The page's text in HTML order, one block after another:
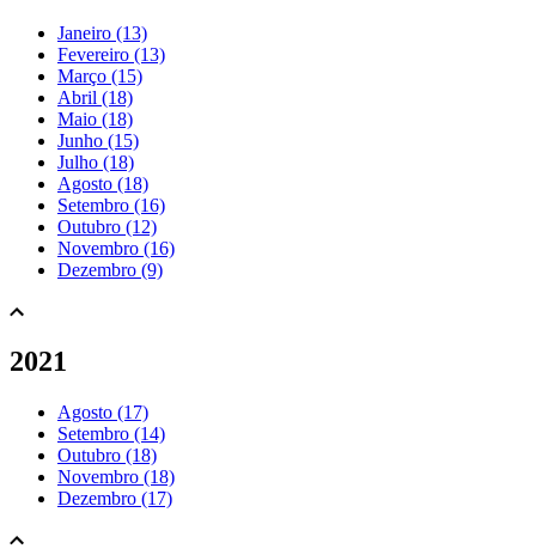
Janeiro (13)
Fevereiro (13)
Março (15)
Abril (18)
Maio (18)
Junho (15)
Julho (18)
Agosto (18)
Setembro (16)
Outubro (12)
Novembro (16)
Dezembro (9)
2021
Agosto (17)
Setembro (14)
Outubro (18)
Novembro (18)
Dezembro (17)